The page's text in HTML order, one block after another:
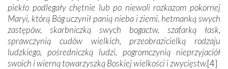
piekło podlegały chętnie lub po niewoli rozkazom pokornej
Maryi, którą Bóg uczynił panią nieba i ziemi, hetmanką swych
zastępów, skarbniczką swych bogactw, szafarką łask,
sprawczynią cudów wielkich, przeobrazicielką rodzaju
ludzkiego, pośredniczką ludzi, pogromczynią nieprzyjaciół
swoich i wierną towarzyszką Boskiej wielkości i zwycięstw.[4]